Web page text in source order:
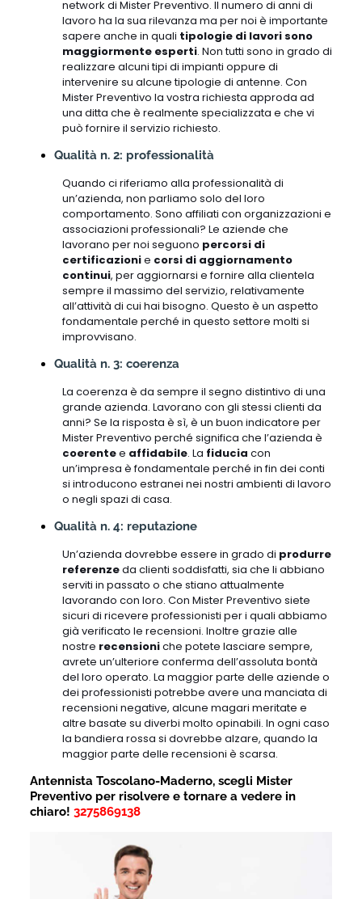
network di Mister Preventivo. Il numero di anni di
lavoro ha la sua rilevanza ma per noi è importante
sapere anche in quali tipologie di lavori sono
maggiormente esperti. Non tutti sono in grado di
realizzare alcuni tipi di impianti oppure di
intervenire su alcune tipologie di antenne. Con
Mister Preventivo la vostra richiesta approda ad
una ditta che è realmente specializzata e che vi
può fornire il servizio richiesto.
Qualità n. 2: professionalità
Quando ci riferiamo alla professionalità di
un’azienda, non parliamo solo del loro
comportamento. Sono affiliati con organizzazioni e
associazioni professionali? Le aziende che
lavorano per noi seguono percorsi di
certificazionie corsi di aggiornamento
continui, per aggiornarsi e fornire alla clientela
sempre il massimo del servizio, relativamente
all’attività di cui hai bisogno. Questo è un aspetto
fondamentale perché in questo settore molti si
improvvisano.
Qualità n. 3: coerenza
La coerenza è da sempre il segno distintivo di una
grande azienda. Lavorano con gli stessi clienti da
anni? Se la risposta è sì, è un buon indicatore per
Mister Preventivo perché significa che l’azienda è
coerentee affidabile. La fiducia con
un’impresa è fondamentale perché in fin dei conti
si introducono estranei nei nostri ambienti di lavoro
o negli spazi di casa.
Qualità n. 4: reputazione
Un’azienda dovrebbe essere in grado di produrre
referenzeda clienti soddisfatti, sia che li abbiano
serviti in passato o che stiano attualmente
lavorando con loro. Con Mister Preventivo siete
sicuri di ricevere professionisti per i quali abbiamo
già verificato le recensioni. Inoltre grazie alle
nostre recensioniche potete lasciare sempre,
avrete un’ulteriore conferma dell’assoluta bontà
del loro operato. La maggior parte delle aziende o
dei professionisti potrebbe avere una manciata di
recensioni negative, alcune magari meritate e
altre basate su diverbi molto opinabili. In ogni caso
la bandiera rossa si dovrebbe alzare, quando la
maggior parte delle recensioni è scarsa.
Antennista Toscolano-Maderno, scegli Mister
Preventivo per risolvere e tornare a vedere in
chiaro! 3275869138